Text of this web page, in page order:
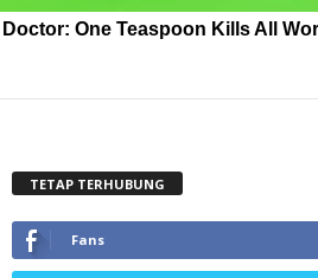
Doctor: One Teaspoon Kills All
TETAP TERHUBUNG
Fans